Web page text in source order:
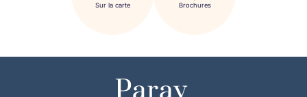
Sur la carte Brochures